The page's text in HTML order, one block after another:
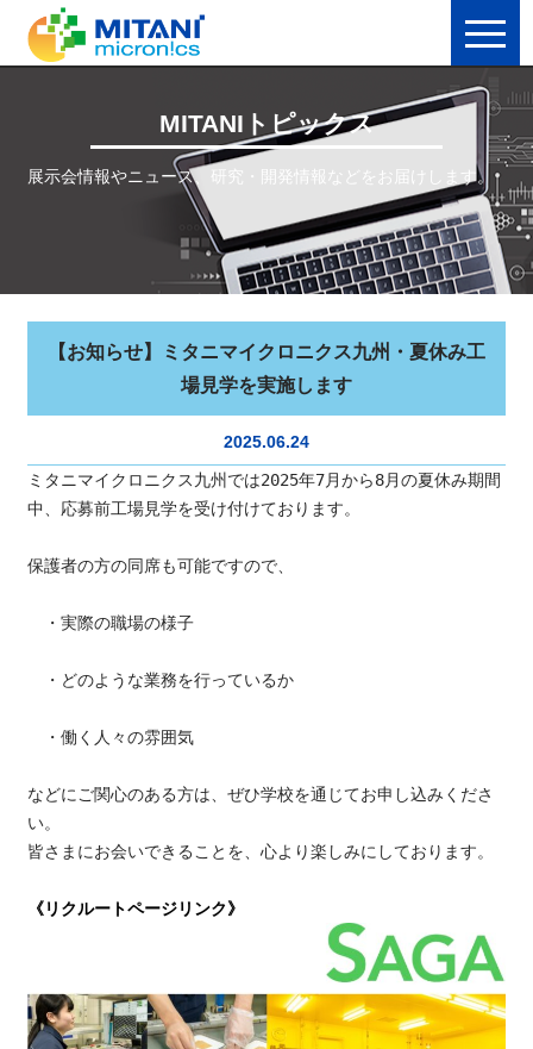
MITANIトピックス
展示会情報やニュース、研究・開発情報などをお届けします。
【お知らせ】ミタニマイクロニクス九州・夏休み工
場見学を実施します
2025.06.24
ミタニマイクロニクス九州では2025年7月から8月の夏休み期間
中、応募前工場見学を受け付けております。
保護者の方の同席も可能ですので、
・実際の職場の様子
・どのような業務を行っているか
・働く人々の雰囲気
などにご関心のある方は、ぜひ学校を通じてお申し込みくださ
い。
皆さまにお会いできることを、心より楽しみにしております。
《リクルートページリンク》